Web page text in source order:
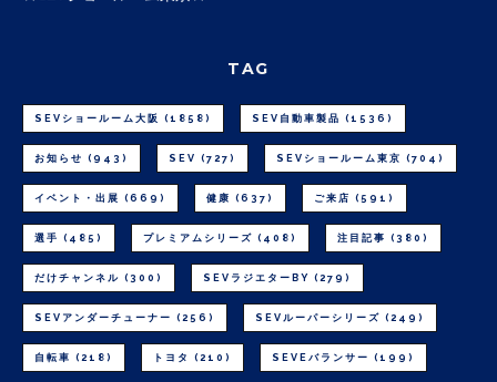
TAG
SEVショールーム大阪 (1858) SEV自動車製品 (1536)
お知らせ (943) SEV (727) SEVショールーム東京 (704)
イベント・出展 (669) 健康 (637) ご来店 (591)
選手 (485) プレミアムシリーズ (408) 注目記事 (380)
だけチャンネル (300) SEVラジエターBY (279)
SEVアンダーチューナー (256) SEVルーパーシリーズ (249)
自転車 (218) トヨタ (210) SEVEバランサー (199)